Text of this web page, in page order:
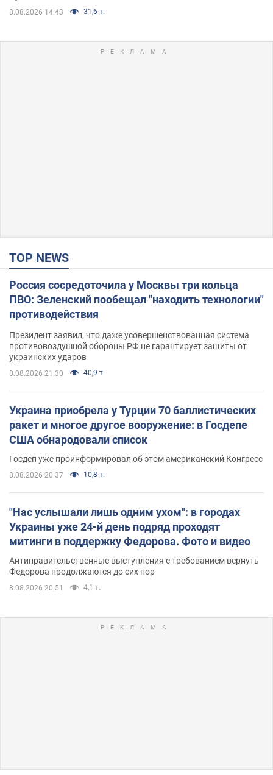
8.08.2026 14:43 31,6 т.
TOP NEWS
Россия сосредоточила у Москвы три кольца
ПВО: Зеленский пообещал "находить технологии"
противодействия
Президент заявил, что даже усовершенствованная система
противовоздушной обороны РФ не гарантирует защиты от
украинских ударов
8.08.2026 21:30 40,9 т.
Украина приобрела у Турции 70 баллистических
ракет и многое другое вооружение: в Госдепе
США обнародовали список
Госдеп уже проинформировал об этом американский Конгресс
8.08.2026 20:37 10,8 т.
"Нас услышали лишь одним ухом": в городах
Украины уже 24-й день подряд проходят
митинги в поддержку Федорова. Фото и видео
Антиправительственные выступления с требованием вернуть
Федорова продолжаются до сих пор
8.08.2026 20:51 4,1 т.